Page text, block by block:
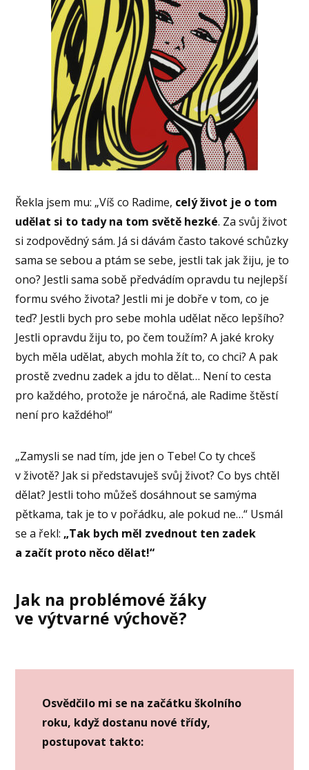
Řekla jsem mu: „Víš co Radime, celý život je o tom
udělat si to tady na tom světě hezké. Za svůj život
si zodpovědný sám. Já si dávám často takové schůzky
sama se sebou a ptám se sebe, jestli tak jak žiju, je to
ono? Jestli sama sobě předvádím opravdu tu nejlepší
formu svého života? Jestli mi je dobře v tom, co je
teď? Jestli bych pro sebe mohla udělat něco lepšího?
Jestli opravdu žiju to, po čem toužím? A jaké kroky
bych měla udělat, abych mohla žít to, co chci? A pak
prostě zvednu zadek a jdu to dělat… Není to cesta
pro každého, protože je náročná, ale Radime štěstí
není pro každého!“
„Zamysli se nad tím, jde jen o Tebe! Co ty chceš
v životě? Jak si představuješ svůj život? Co bys chtěl
dělat? Jestli toho můžeš dosáhnout se samýma
pětkama, tak je to v pořádku, ale pokud ne…“ Usmál
se a řekl: „Tak bych měl zvednout ten zadek
a začít proto něco dělat!“
Jak na problémové žáky
ve výtvarné výchově?
Osvědčilo mi se na začátku školního
roku, když dostanu nové třídy,
postupovat takto: